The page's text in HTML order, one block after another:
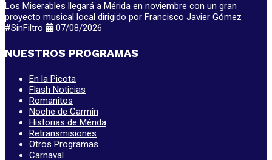
Los Miserables llegará a Mérida en noviembre con un gran
proyecto musical local dirigido por Francisco Javier Gómez
#SinFiltro
07/08/2026
NUESTROS PROGRAMAS
En la Picota
Flash Noticias
Romanitos
Noche de Carmín
Historias de Mérida
Retransmisiones
Otros Programas
Carnaval